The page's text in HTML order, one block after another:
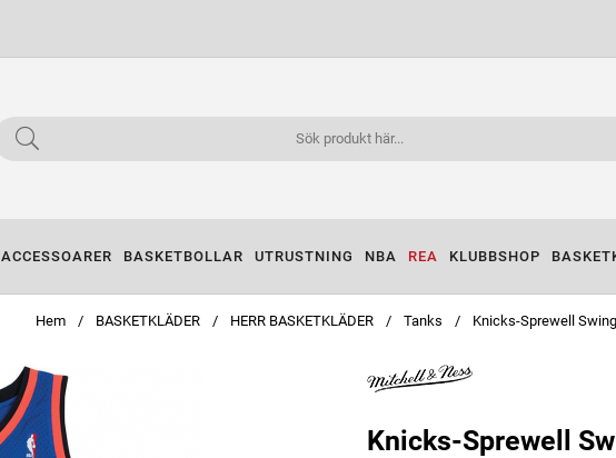
ACCESSOARER BASKETBOLLAR UTRUSTNING NBA REA KLUBBSHOP
Hem BASKETKLÄDER HERR BASKETKLÄDER Tanks Knicks-Sprewell
Knicks-Sprewell